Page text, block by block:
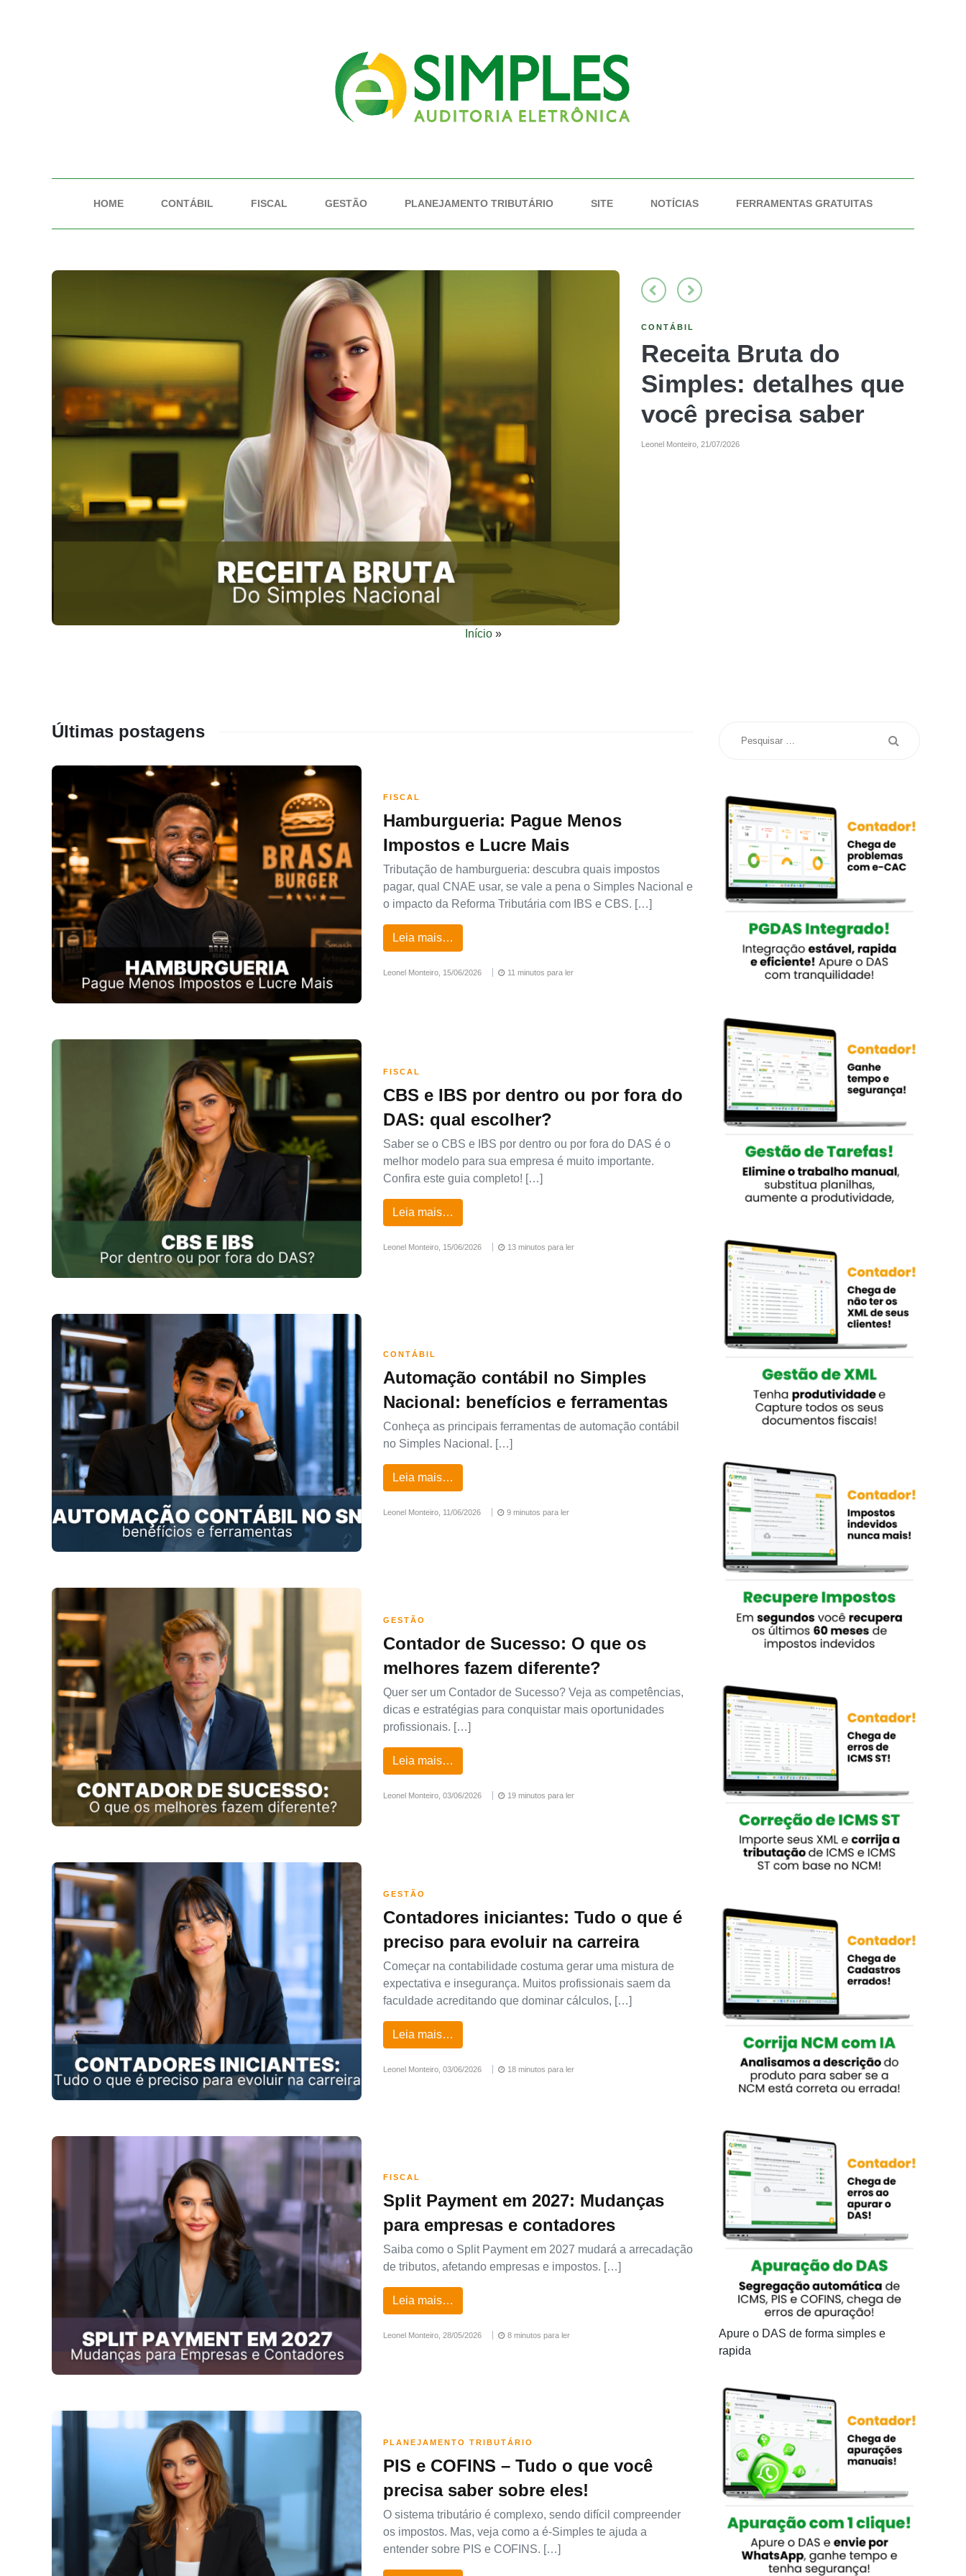
HOME CONTÁBIL FISCAL GESTÃO PLANEJAMENTO TRIBUTÁRIO SITE NOTÍCIAS FERRAMENTAS GRATUITAS
PreviousNext
PLANEJAMENTO TRIBUTÁRIO
O que é MEI: Como
funciona e tudo que
você precisa saber
Leonel Monteiro, 09/07/2026
Início»
Últimas postagens
FISCAL
Hamburgueria: Pague Menos
Impostos e Lucre Mais
Tributação de hamburgueria: descubra quais impostos
pagar, qual CNAE usar, se vale a pena o Simples Nacional e
o impacto da Reforma Tributária com IBS e CBS. […]
Leia mais…
Leonel Monteiro, 15/06/2026 11 minutos para ler
FISCAL
CBS e IBS por dentro ou por fora do
DAS: qual escolher?
Saber se o CBS e IBS por dentro ou por fora do DAS é o
melhor modelo para sua empresa é muito importante.
Confira este guia completo! […]
Leia mais…
Leonel Monteiro, 15/06/2026 13 minutos para ler
CONTÁBIL
Automação contábil no Simples
Nacional: benefícios e ferramentas
Conheça as principais ferramentas de automação contábil
no Simples Nacional. […]
Leia mais…
Leonel Monteiro, 11/06/2026 9 minutos para ler
GESTÃO
Contador de Sucesso: O que os
melhores fazem diferente?
Quer ser um Contador de Sucesso? Veja as competências,
dicas e estratégias para conquistar mais oportunidades
profissionais. […]
Leia mais…
Leonel Monteiro,03/06/2026 19 minutos para ler
GESTÃO
Contadores iniciantes: Tudo o que é
preciso para evoluir na carreira
Começar na contabilidade costuma gerar uma mistura de
expectativa e insegurança. Muitos profissionais saem da
faculdade acreditando que dominar cálculos, […]
Leia mais…
Leonel Monteiro,03/06/2026 18 minutos para ler
FISCAL
Split Payment em 2027: Mudanças
para empresas e contadores
Saiba como o Split Payment em 2027 mudará a arrecadação
de tributos, afetando empresas e impostos. […]
Leia mais…
Leonel Monteiro,28/05/2026 8 minutos para ler
PLANEJAMENTO TRIBUTÁRIO
PIS e COFINS – Tudo o que você
precisa saber sobre eles!
O sistema tributário é complexo, sendo difícil compreender
os impostos. Mas, veja como a é-Simples te ajuda a
entender sobre PIS e COFINS. […]
Apure o DAS de forma simples e
rapida